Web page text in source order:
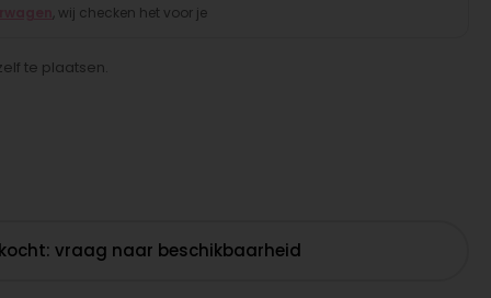
, wij checken het voor je
te plaatsen.
vraag naar beschikbaarheid